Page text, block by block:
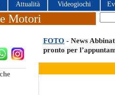
Attualità Videogiochi
Motori
FOTO - News
pronto per